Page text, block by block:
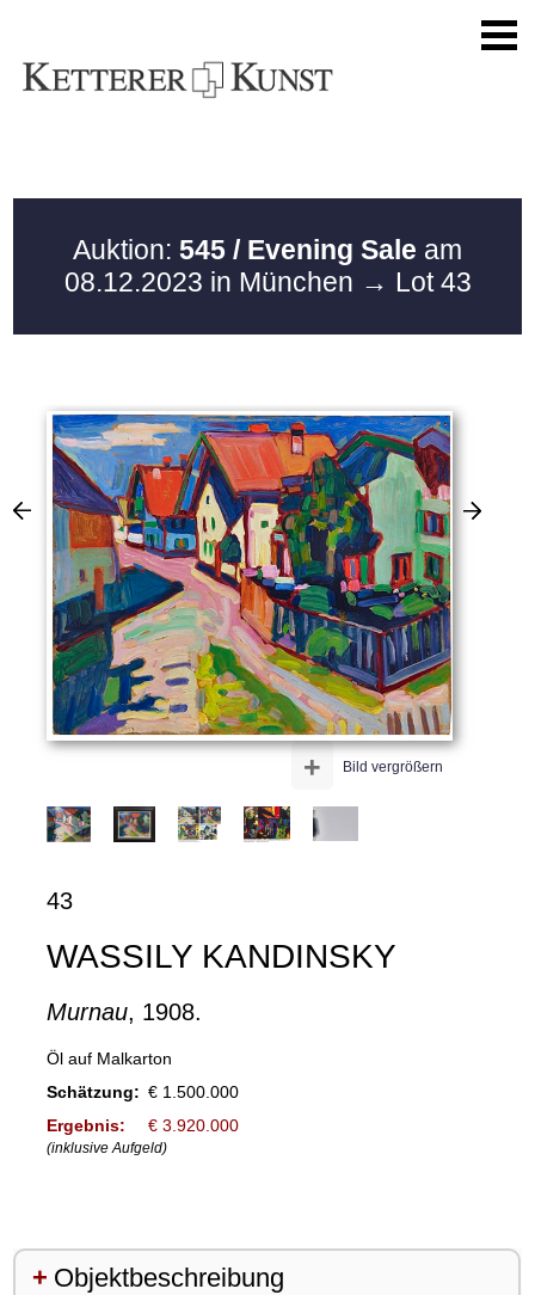
Auktion: 545 / Evening Sale am
08.12.2023 in München → Lot 43
Bild vergrößern
+
43
WASSILY KANDINSKY
Murnau, 1908.
Öl auf Malkarton
Schätzung: € 1.500.000
Ergebnis:
€ 3.920.000
(inklusive Aufgeld)
Objektbeschreibung